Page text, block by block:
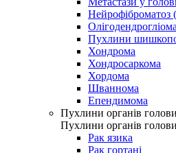
Нейрофіброматоз
Олігодендрогліома
Пухлини
Хондрома
Хондросаркома
Хордома
Шваннома
Епендимома
Пухлини органів
Пухлини органів
Рак язика
Рак гортані